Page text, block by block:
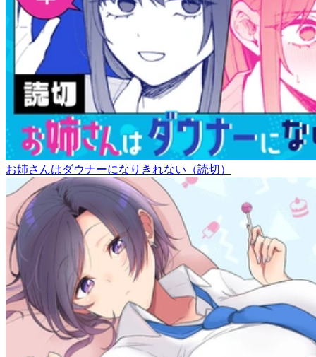
お姉さんはダウナーになりきれない（読切）